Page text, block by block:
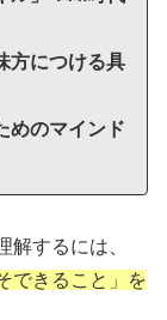
方につける具
めのマインド
するには、
できること」を